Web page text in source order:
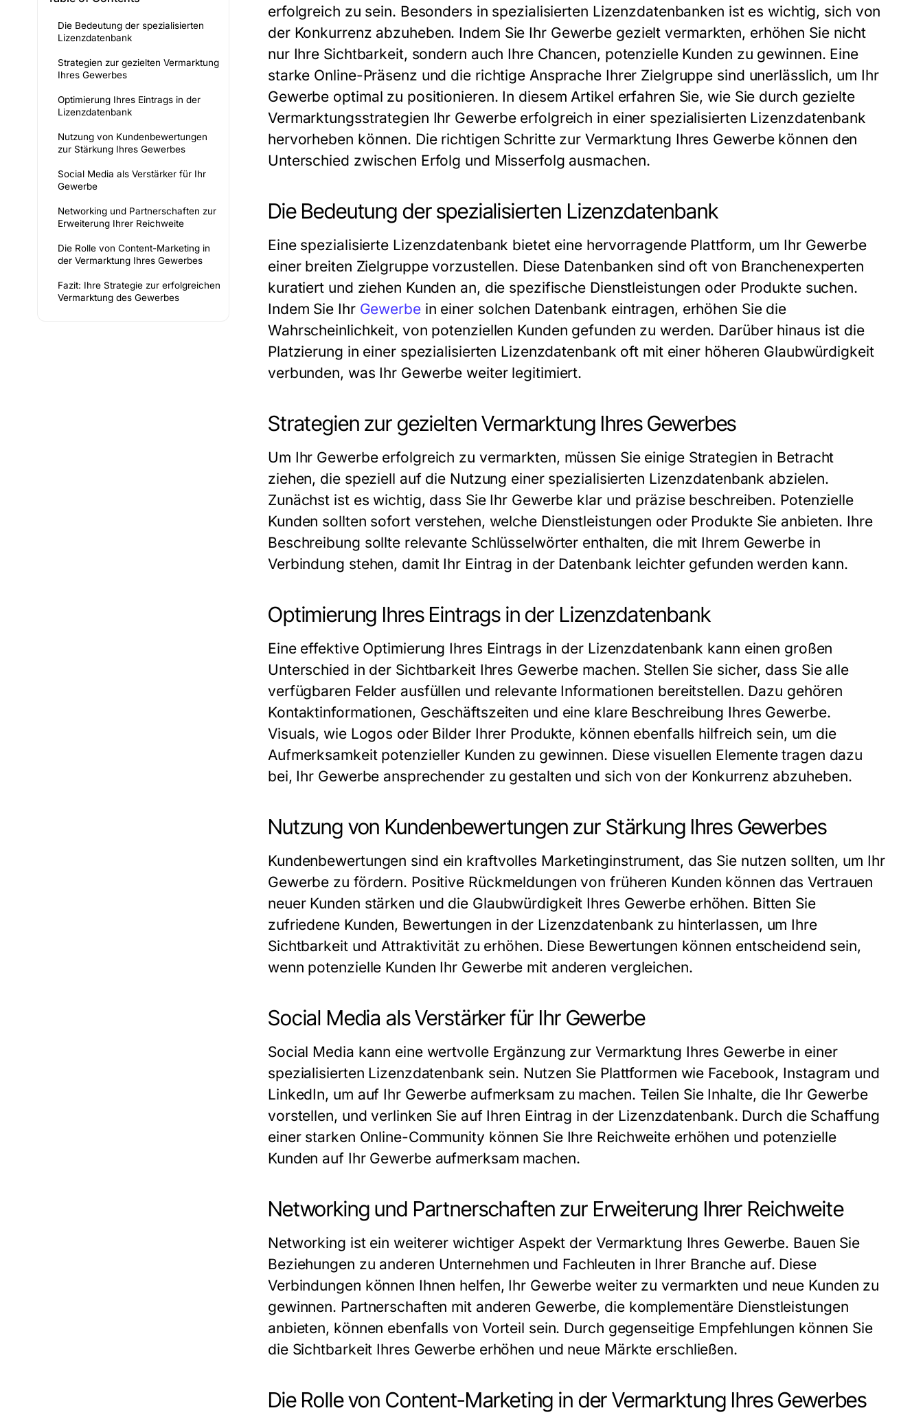
Die Bedeutung der spezialisierten
Lizenzdatenbank
Strategien zur gezielten Vermarktung
Ihres Gewerbes
Optimierung Ihres Eintrags in der
Lizenzdatenbank
Nutzung von Kundenbewertungen
zur Stärkung Ihres Gewerbes
Social Media als Verstärker für Ihr
Gewerbe
Networking und Partnerschaften zur
Erweiterung Ihrer Reichweite
Die Rolle von Content-Marketing in
der Vermarktung Ihres Gewerbes
Fazit: Ihre Strategie zur erfolgreichen
Vermarktung des Gewerbes
erfolgreich zu sein. Besonders in spezialisierten Lizenzdatenbanken ist es wichtig, sich von
der Konkurrenz abzuheben. Indem Sie Ihr Gewerbe gezielt vermarkten, erhöhen Sie nicht
nur Ihre Sichtbarkeit, sondern auch Ihre Chancen, potenzielle Kunden zu gewinnen. Eine
starke Online-Präsenz und die richtige Ansprache Ihrer Zielgruppe sind unerlässlich, um Ihr
Gewerbe optimal zu positionieren. In diesem Artikel erfahren Sie, wie Sie durch gezielte
Vermarktungsstrategien Ihr Gewerbeerfolgreich in einer spezialisierten Lizenzdatenbank
hervorheben können. Die richtigen Schritte zur Vermarktung Ihres Gewerbekönnen den
Unterschied zwischen Erfolg und Misserfolg ausmachen.
Die Bedeutung der spezialisierten Lizenzdatenbank
Eine spezialisierte Lizenzdatenbank bietet eine hervorragende Plattform, um Ihr Gewerbe
einer breiten Zielgruppe vorzustellen. Diese Datenbanken sind oft von Branchenexperten
kuratiert und ziehen Kunden an, die spezifische Dienstleistungen oder Produkte suchen.
Indem Sie Ihr Gewerbein einer solchen Datenbank eintragen, erhöhen Sie die
Wahrscheinlichkeit, von potenziellen Kunden gefunden zu werden. Darüber hinaus ist die
Platzierung in einer spezialisierten Lizenzdatenbank oft mit einer höheren Glaubwürdigkeit
verbunden, was Ihr Gewerbe weiter legitimiert.
Strategien zur gezielten Vermarktung Ihres Gewerbes
Um Ihr Gewerbeerfolgreich zu vermarkten, müssen Sie einige Strategien in Betracht
ziehen, die speziell auf die Nutzung einer spezialisierten Lizenzdatenbank abzielen.
Zunächst ist es wichtig, dass Sie Ihr Gewerbe klar und präzise beschreiben. Potenzielle
Kunden sollten sofort verstehen, welche Dienstleistungen oder Produkte Sie anbieten. Ihre
Beschreibung sollte relevante Schlüsselwörter enthalten, die mit Ihrem Gewerbein
Verbindung stehen, damit Ihr Eintrag in der Datenbank leichter gefunden werden kann.
Optimierung Ihres Eintrags in der Lizenzdatenbank
Eine effektive Optimierung Ihres Eintrags in der Lizenzdatenbank kann einen großen
Unterschied in der Sichtbarkeit Ihres Gewerbe machen. Stellen Sie sicher, dass Sie alle
verfügbaren Felder ausfüllen und relevante Informationen bereitstellen. Dazu gehören
Kontaktinformationen, Geschäftszeiten und eine klare Beschreibung Ihres Gewerbe.
Visuals, wie Logos oder Bilder Ihrer Produkte, können ebenfalls hilfreich sein, um die
Aufmerksamkeit potenzieller Kunden zu gewinnen. Diese visuellen Elemente tragen dazu
bei, Ihr Gewerbe ansprechender zu gestalten und sich von der Konkurrenz abzuheben.
Nutzung von Kundenbewertungen zur Stärkung Ihres Gewerbes
Kundenbewertungen sind ein kraftvolles Marketinginstrument, das Sie nutzen sollten, um Ihr
Gewerbe zu fördern. Positive Rückmeldungen von früheren Kunden können das Vertrauen
neuer Kunden stärken und die Glaubwürdigkeit Ihres Gewerbeerhöhen. Bitten Sie
zufriedene Kunden, Bewertungen in der Lizenzdatenbank zu hinterlassen, um Ihre
Sichtbarkeit und Attraktivität zu erhöhen. Diese Bewertungen können entscheidend sein,
wenn potenzielle Kunden Ihr Gewerbe mit anderen vergleichen.
Social Media als Verstärker für Ihr Gewerbe
Social Media kann eine wertvolle Ergänzung zur Vermarktung Ihres Gewerbein einer
spezialisierten Lizenzdatenbank sein. Nutzen Sie Plattformen wie Facebook, Instagram und
LinkedIn, um auf Ihr Gewerbe aufmerksam zu machen. Teilen Sie Inhalte, die Ihr Gewerbe
vorstellen, und verlinken Sie auf Ihren Eintrag in der Lizenzdatenbank. Durch die Schaffung
einer starken Online-Community können Sie Ihre Reichweite erhöhen und potenzielle
Kunden auf Ihr Gewerbeaufmerksam machen.
Networking und Partnerschaften zur Erweiterung Ihrer Reichweite
Networking ist ein weiterer wichtiger Aspekt der Vermarktung Ihres Gewerbe. Bauen Sie
Beziehungen zu anderen Unternehmen und Fachleuten in Ihrer Branche auf. Diese
Verbindungen können Ihnen helfen, Ihr Gewerbe weiter zu vermarkten und neue Kunden zu
gewinnen. Partnerschaften mit anderen Gewerbe, die komplementäre Dienstleistungen
anbieten, können ebenfalls von Vorteil sein. Durch gegenseitige Empfehlungen können Sie
die Sichtbarkeit Ihres Gewerbeerhöhen und neue Märkte erschließen.
Die Rolle von Content-Marketing in der Vermarktung Ihres Gewerbes